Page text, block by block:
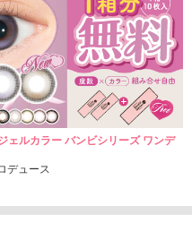
ルカラー バンビシリーズ ワンデ
デュース